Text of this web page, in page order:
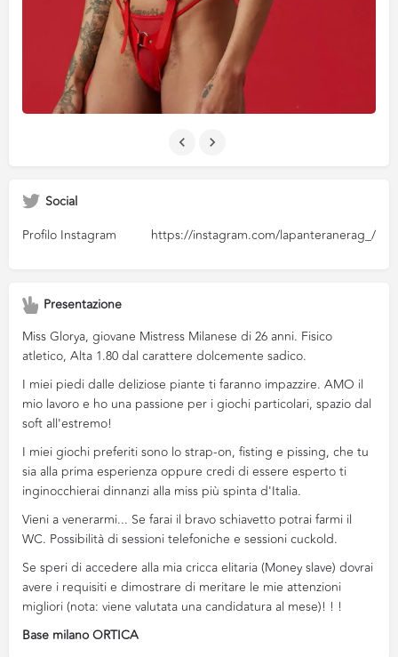
Social
Profilo Instagram
https://instagram.com/lapanteranerag_/
Presentazione
Miss Glorya, giovane Mistress Milanese di 26 anni. Fisico
atletico, Alta 1.80 dal carattere dolcemente sadico.
I miei piedi dalle deliziose piante ti faranno impazzire. AMO il
mio lavoro e ho una passione per i giochi particolari, spazio dal
soft all'estremo!
I miei giochi preferiti sono lo strap-on, fisting e pissing, che tu
sia alla prima esperienza oppure credi di essere esperto ti
inginocchierai dinnanzi alla miss più spinta d'Italia.
Vieni a venerarmi... Se farai il bravo schiavetto potrai farmi il
WC. Possibilità di sessioni telefoniche e sessioni cuckold.
Se speri di accedere alla mia cricca elitaria (Money slave) dovrai
avere i requisiti e dimostrare di meritare le mie attenzioni
migliori (nota: viene valutata una candidatura al mese)! ! !
Base milano ORTICA